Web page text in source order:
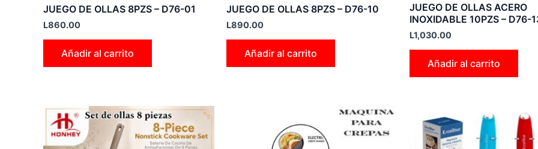
JUEGO DE OLLAS 8PZS – D76-01
L860.00
Añadir al carrito
JUEGO DE OLLAS 8PZS – D76-10
L890.00
Añadir al carrito
JUEGO DE OLLAS ACERO
INOXIDABLE 10PZS – D76-
L1,030.00
Añadir al carrito